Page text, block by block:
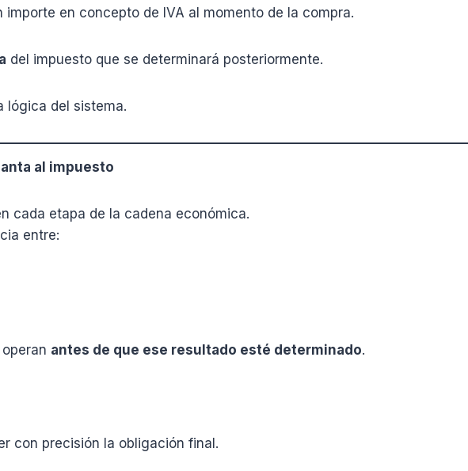
importe en concepto de IVA al momento de la compra.
del impuesto que se determinará posteriormente.
lógica del sistema.
al impuesto
cada etapa de la cadena económica.
entre:
antes de que ese resultado esté determinado.
con precisión la obligación final.